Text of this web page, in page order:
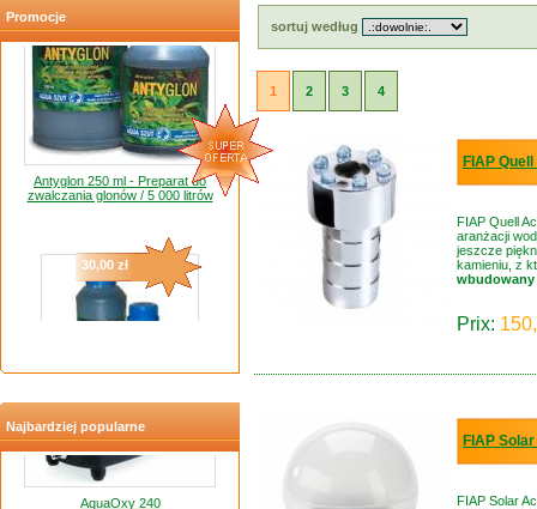
Promocje
Antyglon 250 ml - Preparat do
zwalczania glonów / 5 000 litrów
Antyglon 500 ml - Preparat do
zwalczania glonów / 10 000 litrów
Najbardziej popularne
AquaOxy 240
185,00 zł
sortuj według
1 2 3 4
FIAP
FIAP Quell
aranżacji
jeszcze
kamieniu, z
wbudowany
Prix:
FIAP
FIAP Solar